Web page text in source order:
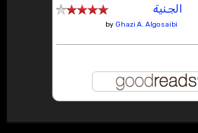
الجنية
by Ghazi A. Algosaibi